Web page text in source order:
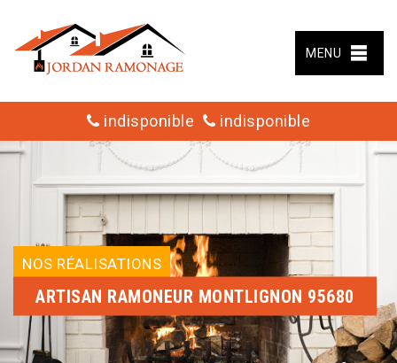
MENU
indisponible indisponible
NOS RÉALISATIONS
ARTISAN RAMONEUR MONTLIGNON 95680